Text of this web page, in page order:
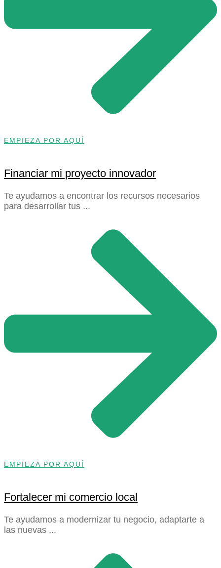
EMPIEZA POR AQUÍ
Financiar mi proyecto innovador
Te ayudamos a encontrar los recursos necesarios
para desarrollar tus ...
EMPIEZA POR AQUÍ
Fortalecer mi comercio local
Te ayudamos a modernizar tu negocio, adaptarte a
las nuevas ...